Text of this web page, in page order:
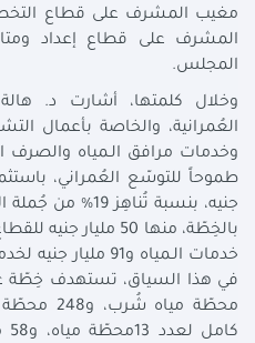
مغيب المشرف على قطاع
المشرف على قطاع إعداد
المجلس.
وخلال كلمتها، أشارت د.
العُمرانية، والخاصة بأعمال
وخدمات مرافق الـمياه
جنيه، بنسبة
خدمات الـمياه و91
محطّة